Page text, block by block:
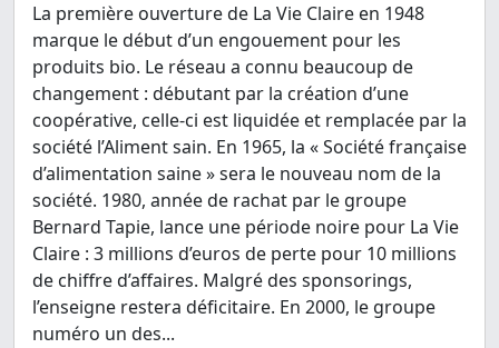
La première ouverture de La Vie Claire en 1948
marque le début d’un engouement pour les
produits bio. Le réseau a connu beaucoup de
changement : débutant par la création d’une
coopérative, celle-ci est liquidée et remplacée par la
société l’Aliment sain. En 1965, la « Société française
d’alimentation saine » sera le nouveau nom de la
société. 1980, année de rachat par le groupe
Bernard Tapie, lance une période noire pour La Vie
Claire : 3 millions d’euros de perte pour 10 millions
de chiffre d’affaires. Malgré des sponsorings,
l’enseigne restera déficitaire. En 2000, le groupe
numéro un des...